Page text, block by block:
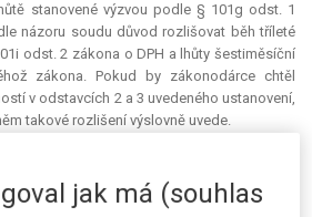
stanovené výzvou podle § 101g odst. 1
názoru soudu důvod rozlišovat běh tříleté
odst. 2 zákona o DPH a lhůty šestiměsíční
zákona. Pokud by zákonodárce chtěl
v odstavcích 2 a 3 uvedeného ustanovení,
takové rozlišení výslovně uvede.
období červen až říjen 2021) krajský soud
výměry byly vydány v zákonné lhůtě 6
jak má (souhlas